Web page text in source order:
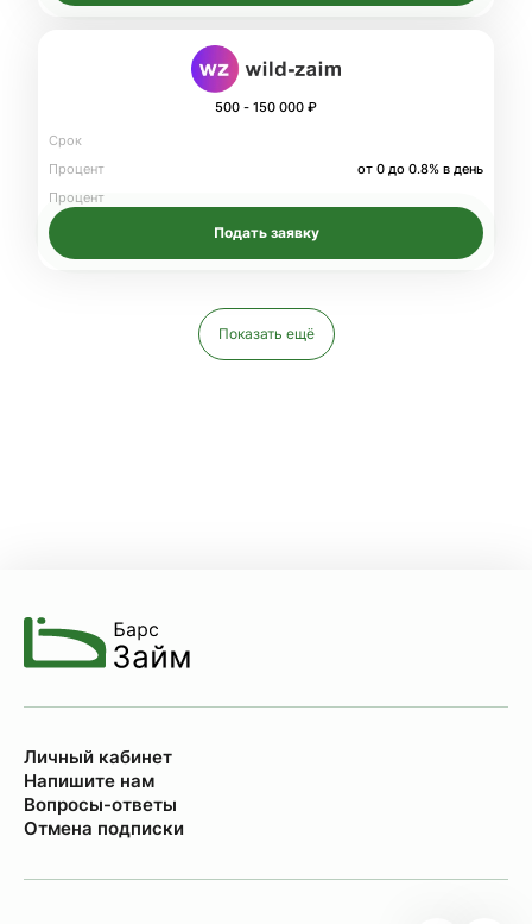
500 - 150 000 ₽
Срок
Процент
от 0 до 0.8% в день
Процент
Подать заявку
Показать ещё
Личный кабинет
Напишите нам
Вопросы-ответы
Отмена подписки